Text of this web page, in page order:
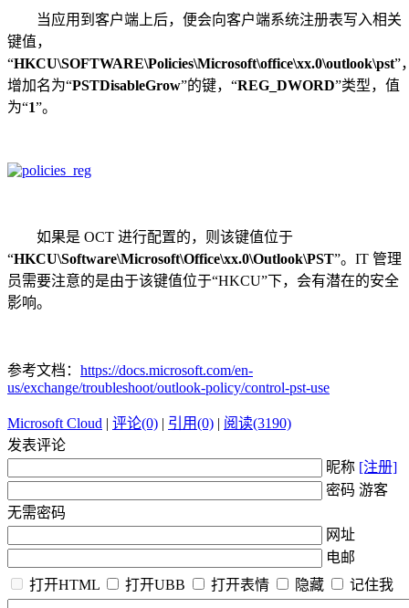
当应用到客户端上后，便会向客户端系统注册表写入相关
键值，
“HKCU\SOFTWARE\Policies\Microsoft\office\xx.0\outlook\pst”
增加名为“PSTDisableGrow”的键，“REG_DWORD”类型，值
为“1”。
如果是 OCT 进行配置的，则该键值位于
“HKCU\Software\Microsoft\Office\xx.0\Outlook\PST”。IT 管理
员需要注意的是由于该键值位于“HKCU”下，会有潜在的安全
影响。
参考文档： https://docs.microsoft.com/en-
us/exchange/troubleshoot/outlook-policy/control-pst-use
Microsoft Cloud | 评论(0) | 引用(0) | 阅读(3190)
发表评论
昵称 [注册]
密码 游客
无需密码
网址
电邮
打开HTML
打开UBB 打开表情 隐藏 记住我